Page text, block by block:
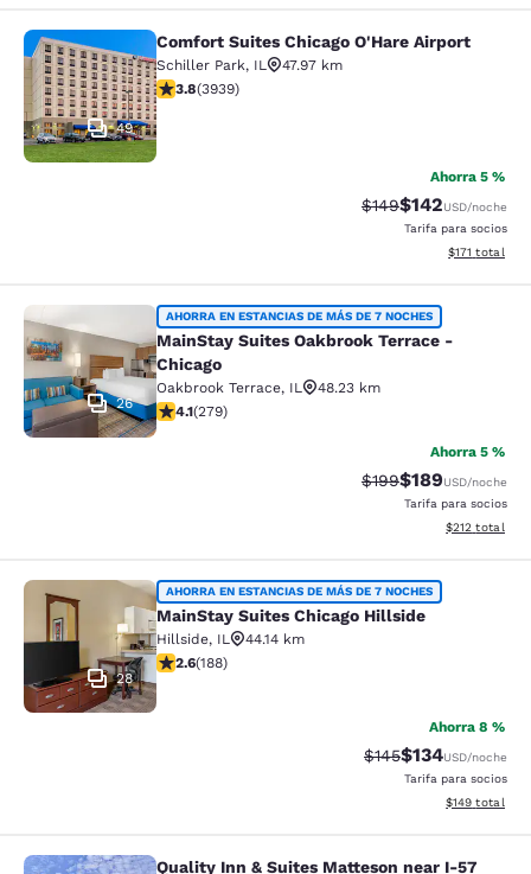
Comfort Suites Chicago O'Hare
49
Comfort Suites Chicago O'Hare Airport
Schiller Park, IL
47.97 km
Calificación de 3.81 estrellas. Bueno. 3939 reseñas
3.8(3939)
Ahorra 5 %
Tarifa tachada:
$149Tarifa reducida:
$142USD/noche
Tarifa para socios
Ver detalles
$171 total
MainStay Suites Oakbrook Terrace
26
AHORRA EN ESTANCIAS DE MÁS DE 7 NOCHES
MainStay Suites Oakbrook Terrace -
Chicago
Oakbrook Terrace, IL
48.23 km
Calificación de 4.1 estrellas. Muy bueno. 279 reseñas
4.1(279)
Ahorra 5 %
Tarifa tachada:
$199Tarifa reducida:
$189USD/noche
Tarifa para socios
Ver detalles
$212 total
MainStay Suites Chicago Hillside
28
AHORRA EN ESTANCIAS DE MÁS DE 7 NOCHES
MainStay Suites Chicago Hillside
Hillside, IL
44.14 km
Calificación de 2.63 estrellas. Razonable. 188 reseñas
2.6(188)
Ahorra 8 %
Tarifa tachada:
$145Tarifa reducida:
$134USD/noche
Tarifa para socios
Ver detalles
$149 total
Quality Inn & Suites Matteson near I-57